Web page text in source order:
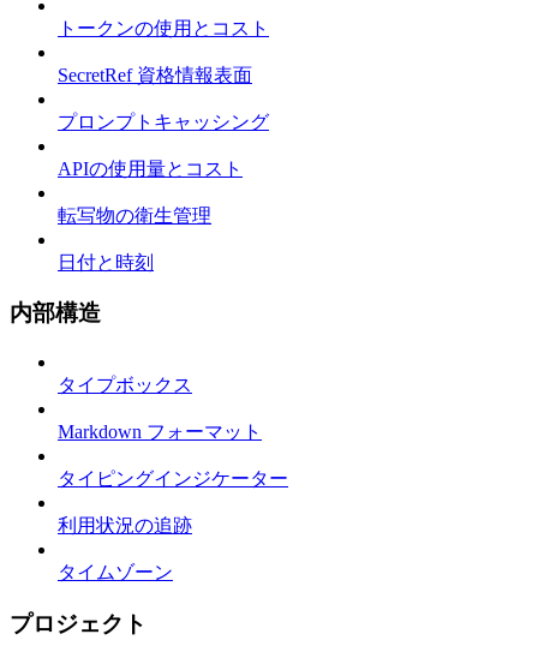
トークンの使用とコスト
SecretRef 資格情報表面
プロンプトキャッシング
APIの使用量とコスト
転写物の衛生管理
日付と時刻
内部構造
タイプボックス
Markdown フォーマット
タイピングインジケーター
利用状況の追跡
タイムゾーン
プロジェクト